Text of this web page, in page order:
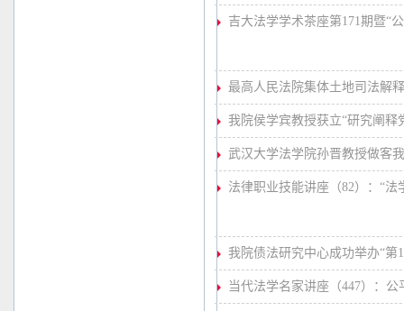
吉大法学学术茶座第171期暨“
最高人民法院集体土地司法解
我院侯学宾教授获立“研究阐
武汉大学法学院孙晋教授做客
法律职业技能讲座（82）：“
我院债法研究中心成功举办“第
当代法学名家讲座（447）：